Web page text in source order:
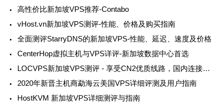
高性价比新加坡VPS推荐-Contabo
vHost.vn新加坡VPS测评-性能、价格及购买指南
全面测评StarryDNS的新加坡VPS-性能、延迟、速度及价格
CenterHop虚拟主机与VPS详评-新加坡数据中心首选
LOCVPS新加坡VPS测评 - 享受CN2优质线路，国内连接极速体验
2020年新晋主机商勐海云美国VPS详细评测及用户指南
HostKVM 新加坡VPS详细测评与指南